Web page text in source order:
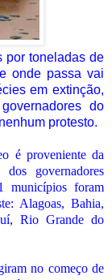
por toneladas de
onde passa vai
em extinção,
do
protesto.
é proveniente da
governadores
municípios foram
Alagoas, Bahia,
Rio Grande do
no começo de